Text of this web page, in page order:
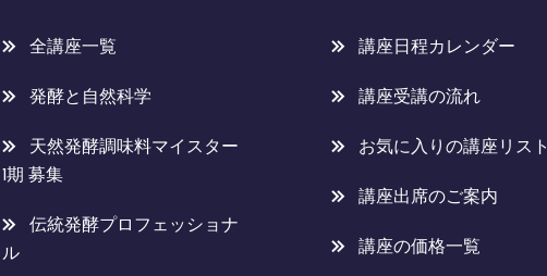
全講座一覧
発酵と自然科学
天然発酵調味料マイスター
1期 募集
伝統発酵プロフェッショナ
ル
講座日程カレンダー
講座受講の流れ
お気に入りの講座リスト
講座出席のご案内
講座の価格一覧